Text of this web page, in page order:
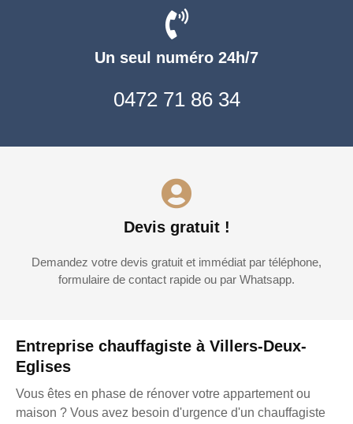
Entreprise chauffagiste à Villers-Deux-
Eglises
Vous êtes en phase de rénover votre appartement ou
maison ? Vous avez besoin d'urgence d'un chauffagiste
Un seul numéro 24h/7
0472 71 86 34
Devis gratuit !
Demandez votre devis gratuit et immédiat par téléphone,
formulaire de contact rapide ou par Whatsapp.